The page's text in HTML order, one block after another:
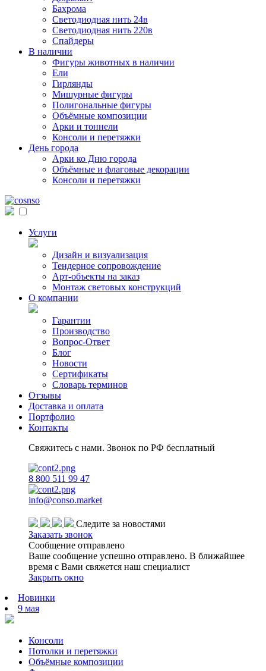
Бахрома
Светодиодная нить 24в
Светодиодная нить 220в
Спайдеры
В наличии
Фигуры животных в наличии
Ели
Гирлянды
Мишурные фигуры
Полигональные фигуры
Объёмные композиции
Арки и тоннели
Консоли и перетяжки
День города
Арки ко Дню города
Объёмные и флаговые декорации
Консоли и перетяжки
Услуги
Дизайн и визуализация
Тендерное сопровождение
Арт-объекты на заказ
Монтаж световых конструкций
О компании
Гарантии
Производство
Вопрос-Ответ
Блог
Новости
Сертификаты
Словарь терминов
Отзывы
Доставка и оплата
Портфолио
Контакты
Свяжитесь с нами. Звонок по РФ бесплатный
8 800 511 99 47
info@conso.market
Следите за новостями
Заказать звонок
Сообщение отправлено
Ваше сообщение успешно отправлено. В ближайшее
время с Вами свяжется наш специалист
Закрыть окно
Новинки
9 мая
Консоли
Потолки и перетяжки
Объёмные композиции